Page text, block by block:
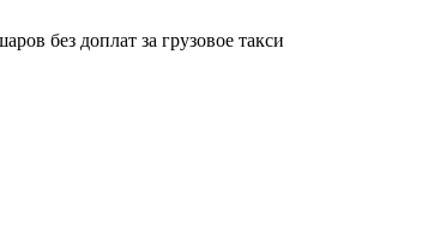
без доплат за грузовое такси